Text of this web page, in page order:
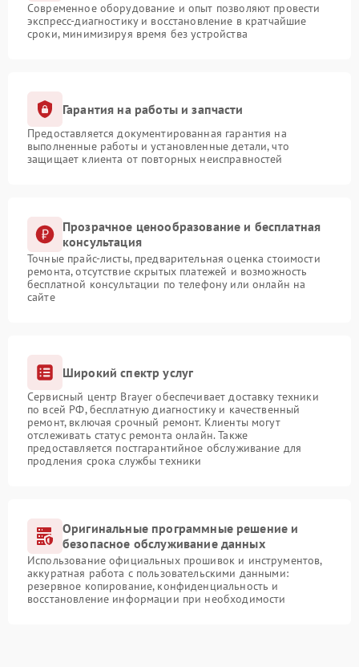
Современное оборудование и опыт позволяют провести
экспресс-диагностику и восстановление в кратчайшие
сроки, минимизируя время без устройства
Гарантия на работы и запчасти
Предоставляется документированная гарантия на
выполненные работы и установленные детали, что
защищает клиента от повторных неисправностей
Прозрачное ценообразование и бесплатная
консультация
Точные прайс-листы, предварительная оценка стоимости
ремонта, отсутствие скрытых платежей и возможность
бесплатной консультации по телефону или онлайн на
сайте
Широкий спектр услуг
Сервисный центр Brayer обеспечивает доставку техники
по всей РФ, бесплатную диагностику и качественный
ремонт, включая срочный ремонт. Клиенты могут
отслеживать статус ремонта онлайн. Также
предоставляется постгарантийное обслуживание для
продления срока службы техники
Оригинальные программные решение и
безопасное обслуживание данных
Использование официальных прошивок и инструментов,
аккуратная работа с пользовательскими данными:
резервное копирование, конфиденциальность и
восстановление информации при необходимости